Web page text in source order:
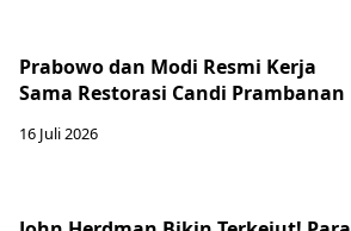
Prabowo dan Modi Resmi Kerja
Sama Restorasi Candi Prambanan
16 Juli 2026